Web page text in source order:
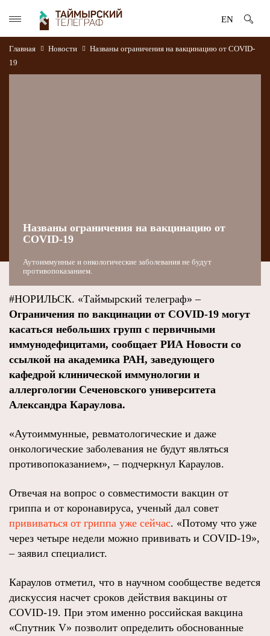
EN
Главная Новости
​Названы ограничения на вакцинацию от COVID-
19
​Названы ограничения на вакцинацию от
COVID-19
Аутоиммунные и онкологические заболевания не будут
противопоказанием.
#НОРИЛЬСК. «Таймырский телеграф» –
Ограничения по вакцинации от COVID-19 могут
касаться небольших групп с первичными
иммунодефицитами, сообщает РИА Новости со
ссылкой на академика РАН, заведующего
кафедрой клинической иммунологии и
аллергологии Сеченовского университета
Александра Караулова.
«Аутоиммунные, ревматологические и даже
онкологические заболевания не будут являться
противопоказанием», – подчеркнул Караулов.
Отвечая на вопрос о совместимости вакцин от
гриппа и от коронавируса, ученый дал совет
прививаться от гриппа уже сейчас. «Потому что уже
через четыре недели можно прививать и COVID-19»,
– заявил специалист.
Караулов отметил, что в научном сообществе ведется
дискуссия насчет сроков действия вакцины от
COVID-19. При этом именно российская вакцина
«Спутник V» позволит определить обоснованные